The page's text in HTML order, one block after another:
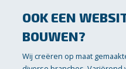
OOK EEN
BOUWEN?
Wij creëren op maat